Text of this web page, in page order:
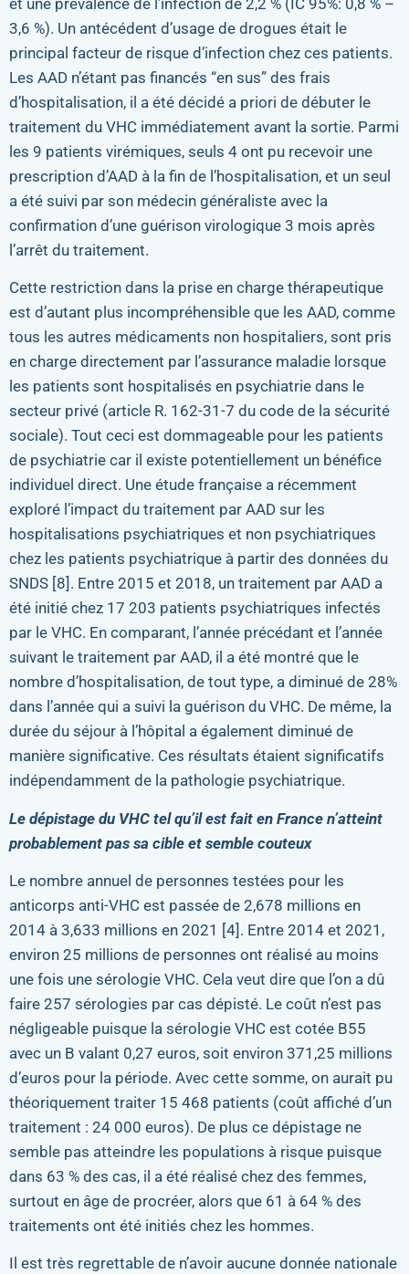
3,6 %). Un antécédent d’usage de drogues était le
principal facteur de risque d’infection chez ces patients.
Les AAD n’étant pas financés “en sus” des frais
d’hospitalisation, il a été décidé a priori de débuter le
traitement du VHC immédiatement avant la sortie. Parmi
les 9 patients virémiques, seuls 4 ont pu recevoir une
prescription d’AAD à la fin de l’hospitalisation, et un seul
a été suivi par son médecin généraliste avec la
confirmation d’une guérison virologique 3 mois après
l’arrêt du traitement.
Cette restriction dans la prise en charge thérapeutique
est d’autant plus incompréhensible que les AAD, comme
tous les autres médicaments non hospitaliers, sont pris
en charge directement par l’assurance maladie lorsque
les patients sont hospitalisés en psychiatrie dans le
secteur privé (article R. 162-31-7 du code de la sécurité
sociale). Tout ceci est dommageable pour les patients
de psychiatrie car il existe potentiellement un bénéfice
individuel direct. Une étude française a récemment
exploré l’impact du traitement par AAD sur les
hospitalisations psychiatriques et non psychiatriques
chez les patients psychiatrique à partir des données du
SNDS [8]. Entre 2015 et 2018, un traitement par AAD a
été initié chez 17 203 patients psychiatriques infectés
par le VHC. En comparant, l’année précédant et l’année
suivant le traitement par AAD, il a été montré que le
nombre d’hospitalisation, de tout type, a diminué de 28%
dans l’année qui a suivi la guérison du VHC. De même, la
durée du séjour à l’hôpital a également diminué de
manière significative. Ces résultats étaient significatifs
indépendamment de la pathologie psychiatrique.
Le dépistage du VHC tel qu’il est fait en France n’atteint
probablement pas sa cible et semble couteux
Le nombre annuel de personnes testées pour les
anticorps anti-VHC est passée de 2,678 millions en
2014 à 3,633 millions en 2021 [4]. Entre 2014 et 2021,
environ 25 millions de personnes ont réalisé au moins
une fois une sérologie VHC. Cela veut dire que l’on a dû
faire 257 sérologies par cas dépisté. Le coût n’est pas
négligeable puisque la sérologie VHC est cotée B55
avec un B valant 0,27 euros, soit environ 371,25 millions
d’euros pour la période. Avec cette somme, on aurait pu
théoriquement traiter 15 468 patients (coût affiché d’un
traitement : 24 000 euros). De plus ce dépistage ne
semble pas atteindre les populations à risque puisque
dans 63 % des cas, il a été réalisé chez des femmes,
surtout en âge de procréer, alors que 61 à 64 % des
traitements ont été initiés chez les hommes.
Il est très regrettable de n’avoir aucune donnée nationale